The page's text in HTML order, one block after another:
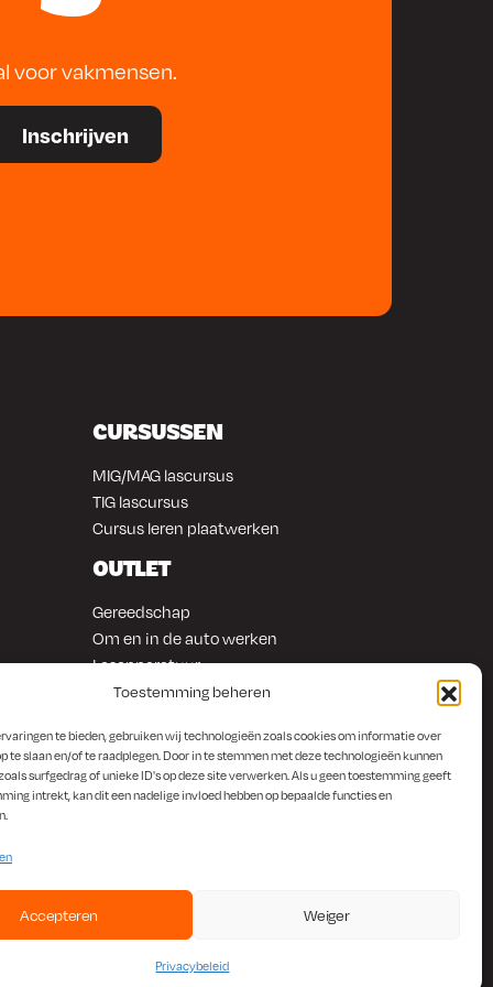
Toestemming beheren
te bieden, gebruiken wij technologieën zoals cookies om informatie over
te slaan en/of te raadplegen. Door in te stemmen met deze technologieën kunnen
surfgedrag of unieke ID's op deze site verwerken. Als u geen toestemming geeft
intrekt, kan dit een nadelige invloed hebben op bepaalde functies en
Accepteren Weiger
Privacybeleid
voor vakmensen.
CURSUSSEN
MIG/MAG lascursus
TIG lascursus
Cursus leren plaatwerken
OUTLET
Gereedschap
Om en in de auto werken
Lasapparatuur
Overige producten